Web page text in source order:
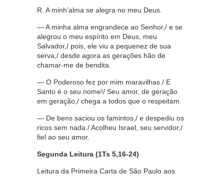
R. A minh’alma se alegra no meu Deus.
— A minha alma engrandece ao Senhor,/ e se
alegrou o meu espírito em Deus, meu
Salvador,/ pois, ele viu a pequenez de sua
serva,/ desde agora as gerações hão de
chamar-me de bendita.
— O Poderoso fez por mim maravilhas./ E
Santo é o seu nome!/ Seu amor, de geração
em geração,/ chega a todos que o respeitam.
— De bens saciou os famintos,/ e despediu os
ricos sem nada./ Acolheu Israel, seu servidor,/
fiel ao seu amor.
Segunda Leitura (1Ts 5,16-24)
Leitura da Primeira Carta de São Paulo aos